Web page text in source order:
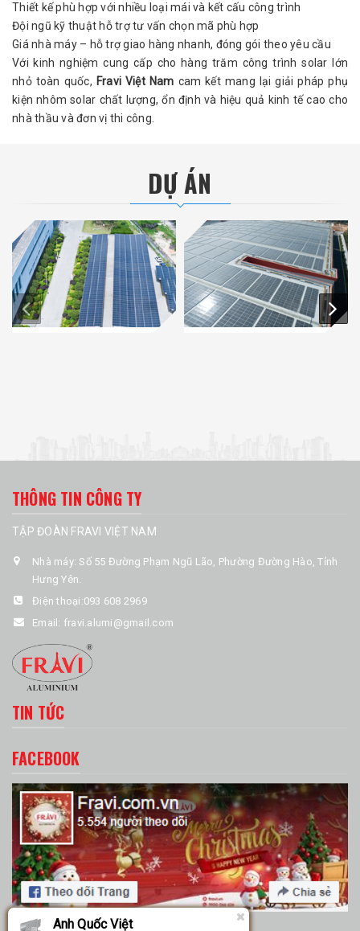
Thiết kế phù hợp với nhiều loại mái và kết cấu công trình
Đội ngũ kỹ thuật hỗ trợ tư vấn chọn mã phù hợp
Giá nhà máy – hỗ trợ giao hàng nhanh, đóng gói theo yêu cầu
Với kinh nghiệm cung cấp cho hàng trăm công trình solar lớn
nhỏ toàn quốc, Fravi Việt Nam cam kết mang lại giải pháp phụ
kiện nhôm solar chất lượng, ổn định và hiệu quả kinh tế cao cho
nhà thầu và đơn vị thi công.
DỰ ÁN
THÔNG TIN CÔNG TY
TẬP ĐOÀN FRAVI VIỆT NAM
Nhà máy: Số 55 Đường Phạm Ngũ Lão, Phường Đường Hào, Tỉnh
Hưng Yên.
Điện thoại:093 608 2969
Email: fravi.alumi@gmail.com
TIN TỨC
FACEBOOK
Anh Quốc Việt